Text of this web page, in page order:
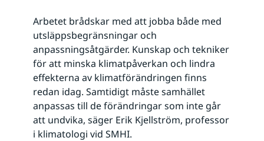
Arbetet brådskar med att jobba både med
utsläppsbegränsningar och
anpassningsåtgärder. Kunskap och tekniker
för att minska klimatpåverkan och lindra
effekterna av klimatförändringen finns
redan idag. Samtidigt måste samhället
anpassas till de förändringar som inte går
att undvika, säger Erik Kjellström, professor
i klimatologi vid SMHI.